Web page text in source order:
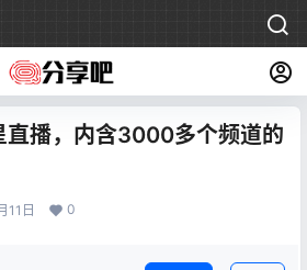
直播，内含3000多个频道的
11日 0